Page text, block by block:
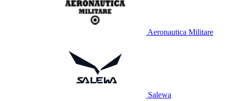
Aeronautica Militare
Salewa